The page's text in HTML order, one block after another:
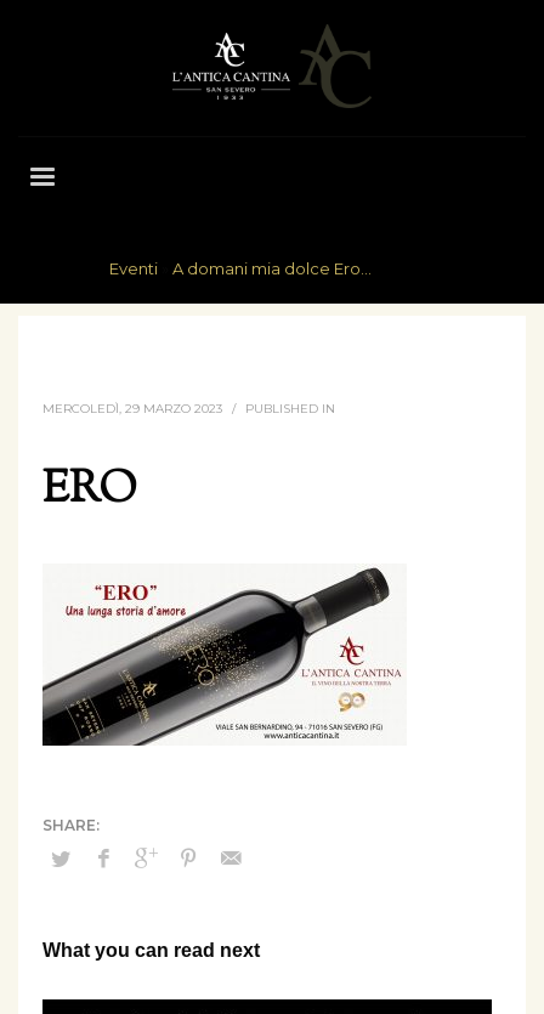
Eventi A domani mia dolce Ero...
MERCOLEDÌ, 29 MARZO 2023 / PUBLISHED IN
ERO
What you can read next